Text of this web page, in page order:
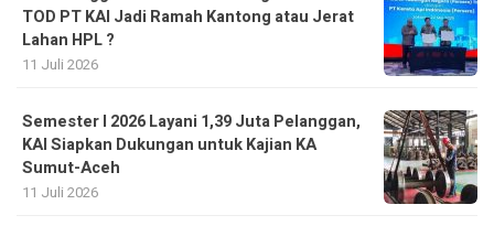
TOD PT KAI Jadi Ramah Kantong atau Jerat
Lahan HPL ?
11 Juli 2026
Semester I 2026 Layani 1,39 Juta Pelanggan,
KAI Siapkan Dukungan untuk Kajian KA
Sumut-Aceh
11 Juli 2026